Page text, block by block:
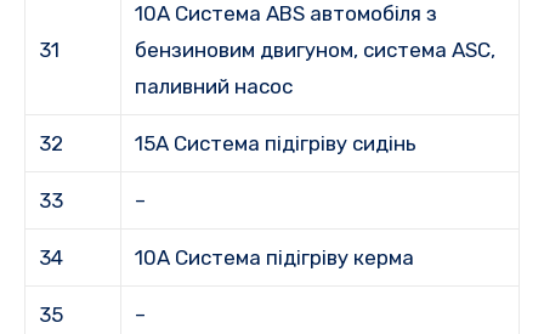
31
10А Система ABS автомобіля з
бензиновим двигуном, система ASC,
паливний насос
32 15A Система підігріву сидінь
33 –
34 10А Система підігріву керма
35 –